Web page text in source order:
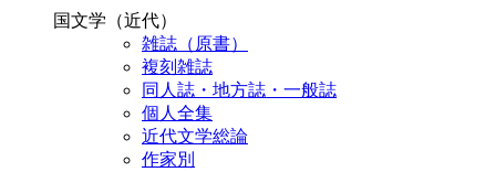
国文学（近代）
雑誌（原書）
複刻雑誌
同人誌・地方誌・一般誌
個人全集
近代文学総論
作家別